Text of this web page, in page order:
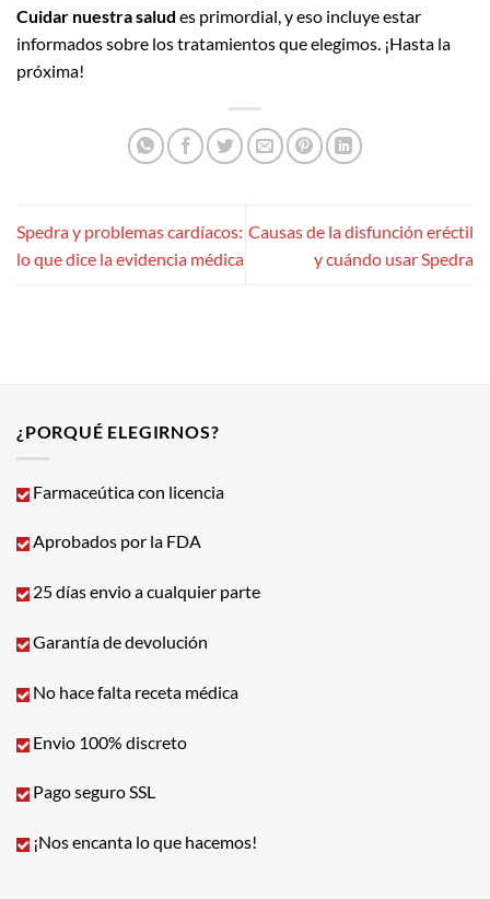
Cuidar nuestra salud es primordial, y eso incluye estar
informados sobre los tratamientos que elegimos. ¡Hasta la
próxima!
Spedra y problemas cardíacos:
lo que dice la evidencia médica
Causas de la disfunción eréctil
y cuándo usar Spedra
¿PORQUÉ ELEGIRNOS?
Farmaceútica con licencia
Aprobados por la FDA
25 días envio a cualquier parte
Garantía de devolución
No hace falta receta médica
Envio 100% discreto
Pago seguro SSL
¡Nos encanta lo que hacemos!